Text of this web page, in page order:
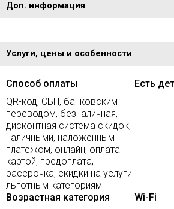
Доп. информация
Услуги, цены и особенности
Способ оплаты
QR-код, СБП, банковским
переводом, безналичная,
дисконтная система скидок,
наличными, наложенным
платежом, онлайн, оплата
картой, предоплата,
рассрочка, скидки на услуги
льготным категориям
Есть
Возрастная категория
Wi-Fi